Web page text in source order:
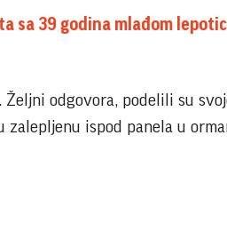
sa 39 godina mlađom
Željni odgovora, podelili su
zalepljenu ispod panela u